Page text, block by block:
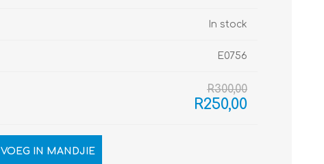
In stock
E0756
R300,00
R250,00
VOEG IN MANDJIE